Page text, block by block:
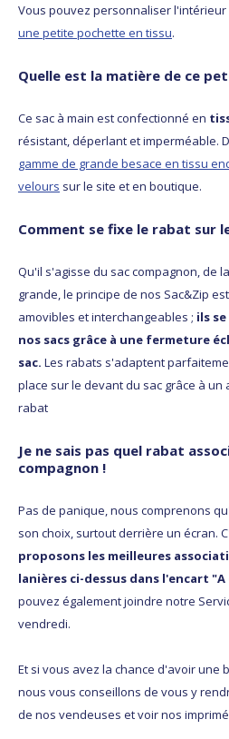
Vous pouvez personnaliser
une petite pochette en tissu.
Quelle est la matière de ce
Ce sac à main est confectionné en
résistant, déperlant et imperméable.
gamme de grande besace en tissu
velours sur le site et en boutique.
Comment se fixe le rabat sur
Qu'il s'agisse du sac compagnon, de
grande, le principe de nos Sac&Zip
amovibles et interchangeables ; ils
nos sacs grâce à une fermeture
sac. Les rabats s'adaptent
place sur le devant du sac grâce à un
rabat
Je ne sais pas quel rabat
compagnon !
Pas de panique, nous comprenons
son choix, surtout derrière un écran.
proposons les meilleures
lanières ci-dessus dans l'encart
pouvez également joindre notre
vendredi.
Et si vous avez la chance d'avoir une
nous vous conseillons de vous y
de nos vendeuses et voir nos